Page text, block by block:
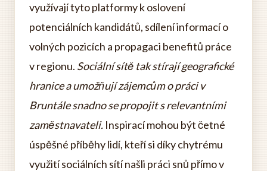
využívají tyto platformy k oslovení
potenciálních kandidátů, sdílení informací o
volných pozicích a propagaci benefitů práce
v regionu. Sociální sítě tak stírají geografické
hranice a umožňují zájemcům o práci v
Bruntále snadno se propojit s relevantními
zaměstnavateli. Inspirací mohou být četné
úspěšné příběhy lidí, kteří si díky chytrému
využití sociálních sítí našli práci snů přímo v